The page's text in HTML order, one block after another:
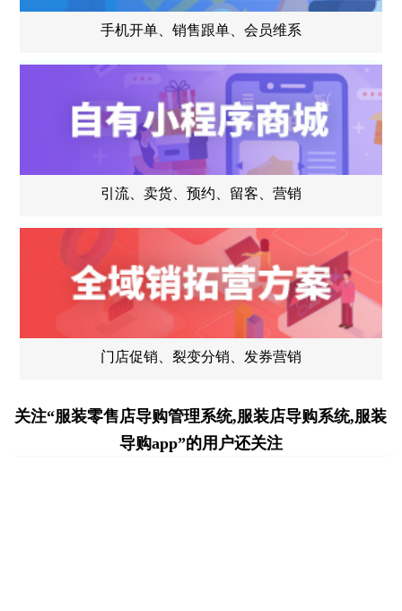
手机开单、销售跟单、会员维系
引流、卖货、预约、留客、营销
门店促销、裂变分销、发券营销
关注“服装零售店导购管理系统,服装店导购系统,服装
导购app”的用户还关注